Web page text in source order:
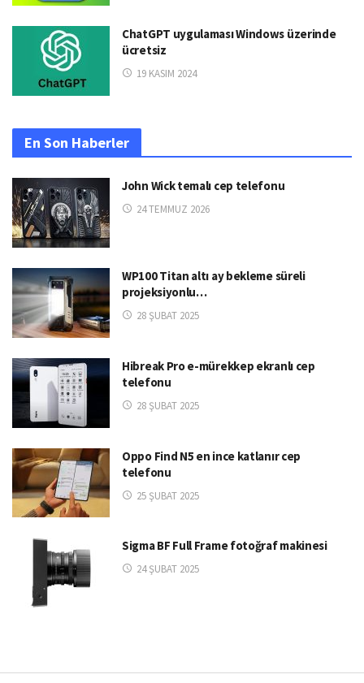
ChatGPT uygulaması Windows üzerinde
ücretsiz
19 KASIM 2024
En Son Haberler
John Wick temalı cep telefonu
24 TEMMUZ 2026
WP100 Titan altı ay bekleme süreli
projeksiyonlu…
28 ŞUBAT 2025
Hibreak Pro e-mürekkep ekranlı cep
telefonu
28 ŞUBAT 2025
Oppo Find N5 en ince katlanır cep
telefonu
25 ŞUBAT 2025
Sigma BF Full Frame fotoğraf makinesi
24 ŞUBAT 2025